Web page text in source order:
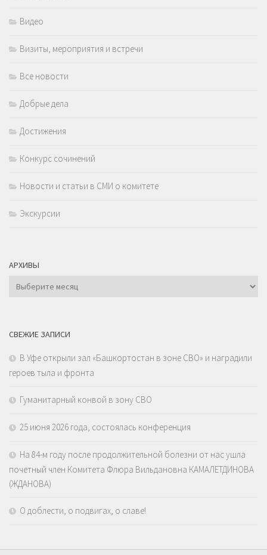
Видео
Визиты, мероприятия и встречи
Все новости
Добрые дела
Достижения
Конкурс сочинений
Новости и статьи в СМИ о комитете
Экскурсии
АРХИВЫ
Архивы
СВЕЖИЕ ЗАПИСИ
В Уфе открыли зал «Башкортостан в зоне СВО» и наградили
героев тыла и фронта
Гуманитарный конвой в зону СВО
25 июня 2026 года, состоялась конференция
На 84-м году после продолжительной болезни от нас ушла
почетный член Комитета Флюра Вильдановна КАМАЛЕТДИНОВА
(ЖДАНОВА)
О доблести, о подвигах, о славе!